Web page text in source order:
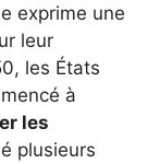
exprime une
leur
les États
à
les
plusieurs